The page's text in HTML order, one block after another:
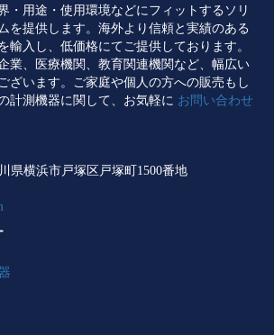
・用途・使用環境などにフィットするソリ
を提供します。海外より信頼と実績のある
輸入し、低価格にてご提供しております。
業、医療機関、教育関連機関など、幅広い
ざいます。ご家庭や個人の方への販売もし
計測機器に関して、お気軽に お問い合わせ
県横浜市戸塚区戸塚町1500番地